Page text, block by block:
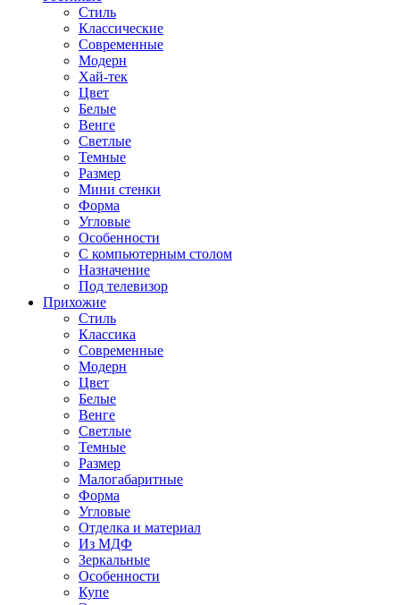
Стиль
Классические
Современные
Модерн
Хай-тек
Цвет
Белые
Венге
Светлые
Темные
Размер
Мини стенки
Форма
Угловые
Особенности
С компьютерным столом
Назначение
Под телевизор
Прихожие
Стиль
Классика
Современные
Модерн
Цвет
Белые
Венге
Светлые
Темные
Размер
Малогабаритные
Форма
Угловые
Отделка и материал
Из МДФ
Зеркальные
Особенности
Купе